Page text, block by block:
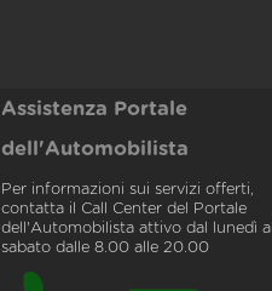
Assistenza Portale
dell'Automobilista
Per informazioni sui servizi offerti,
contatta il Call Center del Portale
dell'Automobilista attivo dal lunedì al
sabato dalle 8.00 alle 20.00